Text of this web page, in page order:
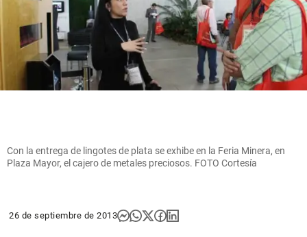
Con la entrega de lingotes de plata se exhibe en la Feria Minera, en
Plaza Mayor, el cajero de metales preciosos. FOTO Cortesía
26 de septiembre de 2013